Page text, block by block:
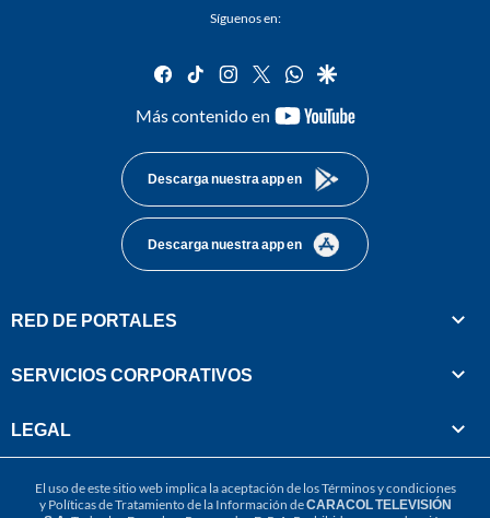
Síguenos en:
facebook
tiktok instagram
twitterwhatsapp
google
Más contenido en
youtube-
Descarga nuestra app en
Descarga nuestra app en
RED DE PORTALES
SERVICIOS CORPORATIVOS
LEGAL
El uso de este sitio web implica la aceptación de losTérminos y condiciones
y Políticas de Tratamiento de la Información deCARACOL TELEVISIÓN